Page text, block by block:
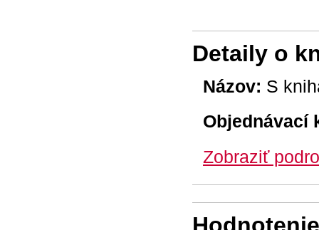
Detaily o
Názov: S
Objednávací
Zobraziť